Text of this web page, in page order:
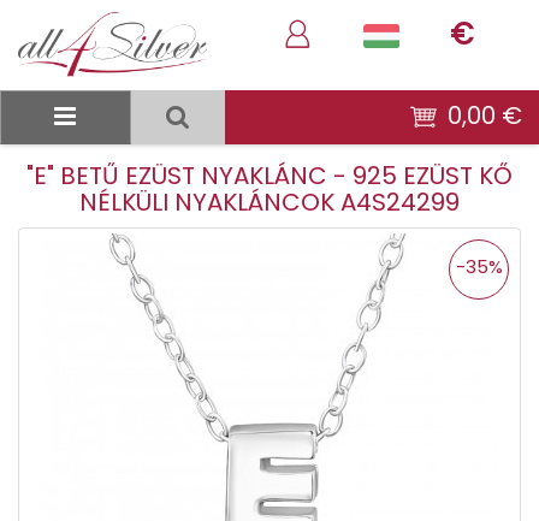
€
0,00 €
"E" BETŰ EZÜST NYAKLÁNC - 925 EZÜST KŐ
NÉLKÜLI NYAKLÁNCOK A4S24299
-35%